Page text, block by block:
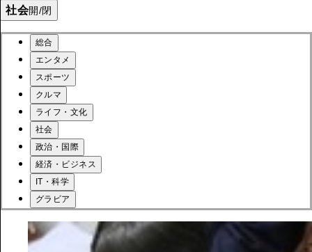
社会開/閉
総合
エンタメ
スポーツ
クルマ
ライフ・文化
社会
政治・国際
経済・ビジネス
IT・科学
グラビア